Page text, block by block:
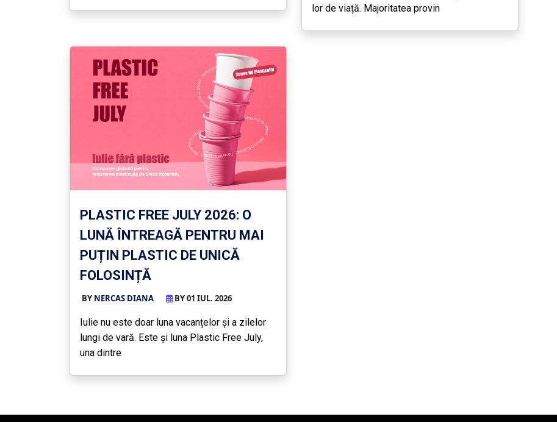
lor de viață. Majoritatea provin
PLASTIC FREE JULY 2026: O
LUNĂ ÎNTREAGĂ PENTRU MAI
PUȚIN PLASTIC DE UNICĂ
FOLOSINȚĂ
BY NERCAS DIANA BY 01 IUL. 2026
Iulie nu este doar luna vacanțelor și a zilelor
lungi de vară. Este și luna Plastic Free July,
una dintre